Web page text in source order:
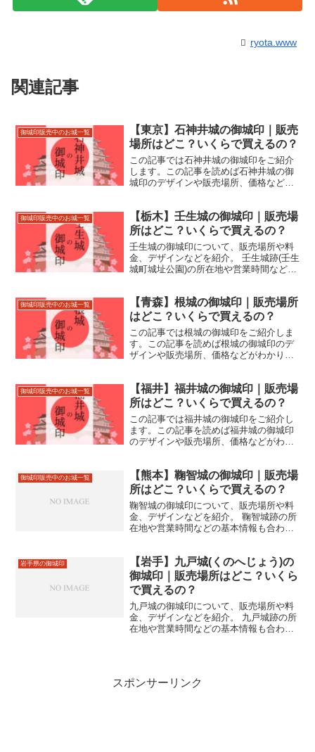
ryota.www
関連記事
御城印販売中のお城一覧
【東京】石神井城の御城印｜販売
場所はどこ？いくらで買えるの？
この記事では石神井城の御城印をご紹介
します。この記事を読めば石神井城の御
城印のデザインや販売場所、価格などが
城の際にお役立てください。
御城印販売中のお城一覧
【栃木】壬生城の御城印｜販売場
所はどこ？いくらで買えるの？
壬生城の御城印について、販売場所や料
金、デザインなどを紹介。 壬生城跡(壬生
城町城址公園)の所在地や営業時間などの
御城印販売中のお城一覧
【青森】根城の御城印｜販売場所
はどこ？いくらで買えるの？
この記事では根城の御城印をご紹介しま
す。この記事を読めば根城の御城印のデ
ザインや販売場所、価格などがわかりま
立てください。
御城印販売中のお城一覧
【福井】福井城の御城印｜販売場
所はどこ？いくらで買えるの？
この記事では福井城の御城印をご紹介し
ます。この記事を読めば福井城の御城印
のデザインや販売場所、価格などがわか
にお役立てください。
御城印販売中のお城一覧
【熊本】鞠智城の御城印｜販売場
所はどこ？いくらで買えるの？
鞠智城の御城印について、販売場所や料
金、デザインなどを紹介。 鞠智城跡の所
在地や営業時間などの基本情報も合わせ
岩手県の御城印
【岩手】九戸城(くのへじょう)の
御城印｜販売場所はどこ？いくら
で買えるの？
九戸城の御城印について、販売場所や料
金、デザインなどを紹介。 九戸城跡の所
在地や営業時間などの基本情報も合わせ
スポンサーリンク